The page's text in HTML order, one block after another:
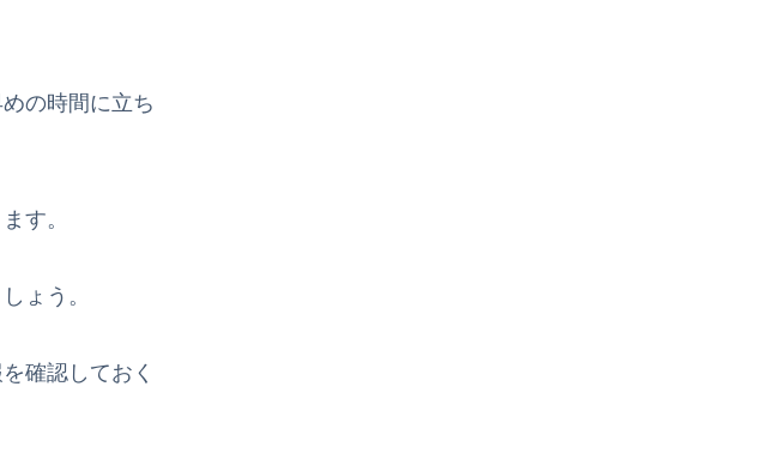
の時間に立ち
す。
ょう。
確認しておく